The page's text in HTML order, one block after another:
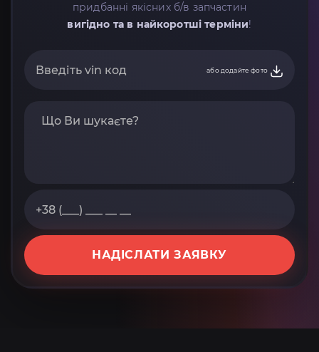
придбанні якісних б/в запчастин
вигідно та в найкоротші терміни!
або додайте фото
НАДІСЛАТИ ЗАЯВКУ